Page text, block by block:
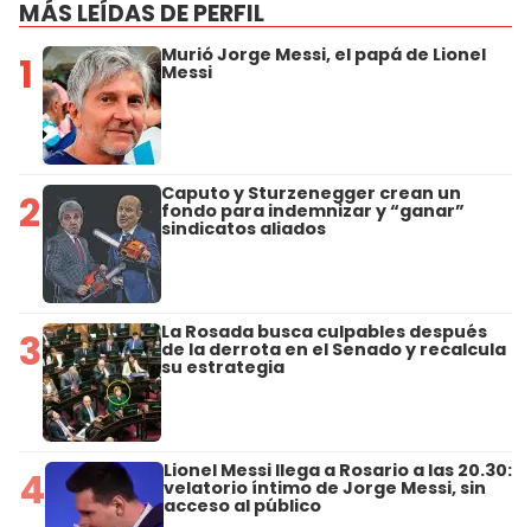
MÁS LEÍDAS DE PERFIL
1 Murió Jorge Messi, el papá de Lionel
Messi
2 Caputo y Sturzenegger crean un
fondo para indemnizar y “ganar”
sindicatos aliados
3 La Rosada busca culpables después
de la derrota en el Senado y recalcula
su estrategia
4 Lionel Messi llega a Rosario a las 20.30:
velatorio íntimo de Jorge Messi, sin
acceso al público